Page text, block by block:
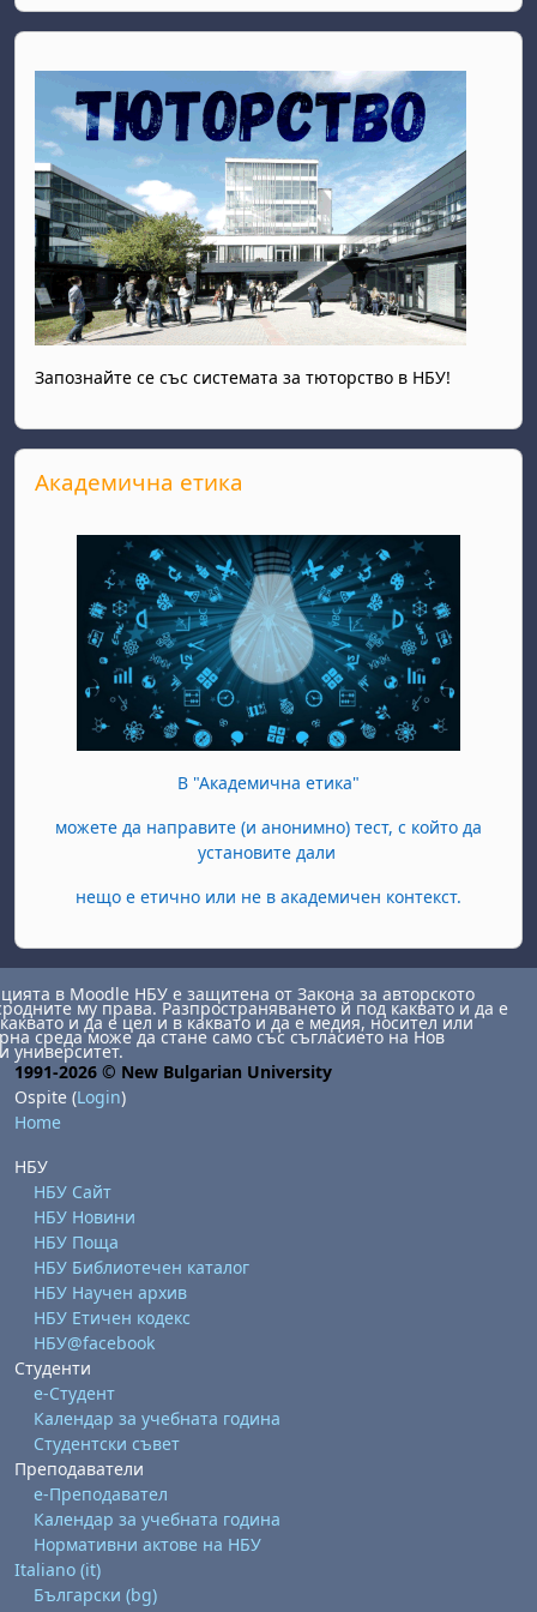
Запознайте се със системата за тюторство в НБУ!
Salta Академична етика
Академична етика
В "Академична етика"
можете да направите (и анонимно) тест, с който да
установите дали
нещо е етично или не в академичен контекст.
в Moodle НБУ е защитена от Закона за авторското
му права. Разпространяването й под каквато и да е
и да е цел и в каквато и да е медия, носител или
среда може да стане само със съгласието на Нов
университет.
1991-2026 © New Bulgarian University
Ospite (Login)
Home
НБУ
НБУ Сайт
НБУ Новини
НБУ Поща
НБУ Библиотечен каталог
НБУ Научен архив
НБУ Етичен кодекс
НБУ@facebook
Студенти
е-Студент
Календар за учебната година
Студентски съвет
Преподаватели
е-Преподавател
Календар за учебната година
Нормативни актове на НБУ
Italiano ‎(it)‎
Български ‎(bg)‎